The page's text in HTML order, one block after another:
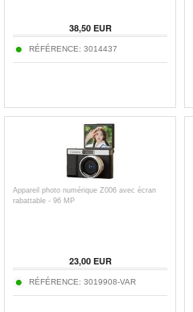
38,50EUR
RÉFÉRENCE: 3014437
Appareil photo numérique Z006 avec écran
rabattable - 96 MP
23,00EUR
RÉFÉRENCE: 3019908-VAR